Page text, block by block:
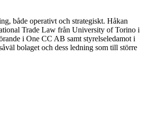
både operativt och strategiskt. Håkan
Trade Law från University of Torino i
i One CC AB samt styrelseledamot i
bolaget och dess ledning som till större